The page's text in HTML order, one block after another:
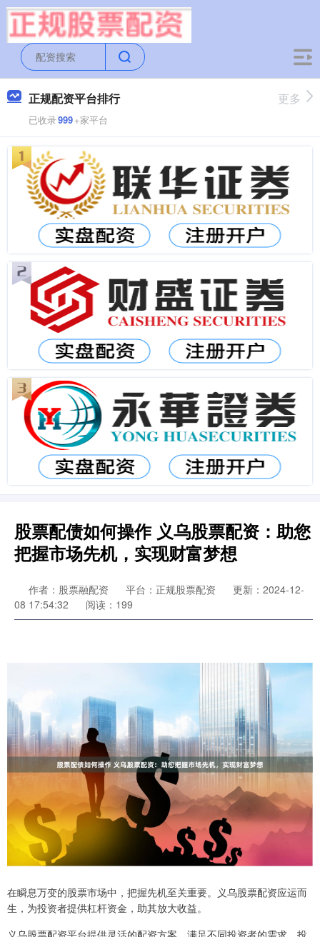
正规配资平台排行
已收录999+家平台
更多
股票配债如何操作 义乌股票配资：助您
把握市场先机，实现财富梦想
作者：股票融配资 平台：正规股票配资
更新：2024-12-
08 17:54:32
阅读：199
在瞬息万变的股票市场中，把握先机至关重要。义乌股票配资应运而
生，为投资者提供杠杆资金，助其放大收益。